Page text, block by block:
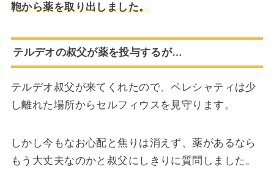
鞄から薬を取り出しました。
テルデオの叔父が薬を投与するが…
テルデオ叔父が来てくれたので、ペレシャティは少
し離れた場所からセルフィウスを見守ります。
しかし今もなお心配と焦りは消えず、薬があるなら
もう大丈夫なのかと叔父にしきりに質問しました。